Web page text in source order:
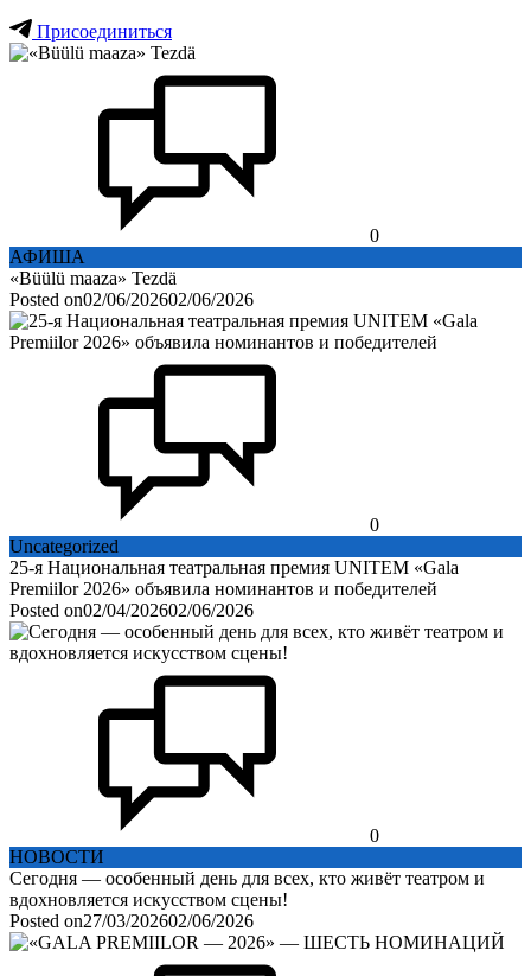
Присоединиться
0
АФИША
«Büülü maaza» Tezdä
Posted on02/06/202602/06/2026
0
Uncategorized
25-я Национальная театральная премия UNITEM «Gala
Premiilor 2026» объявила номинантов и победителей
Posted on02/04/202602/06/2026
0
НОВОСТИ
Сегодня — особенный день для всех, кто живёт театром и
вдохновляется искусством сцены!
Posted on27/03/202602/06/2026